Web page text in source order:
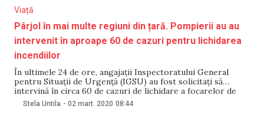
Viață
Pârjol în mai multe regiuni din țară. Pompierii au au
intervenit în aproape 60 de cazuri pentru lichidarea
incendiilor
În ultimele 24 de ore, angajații Inspectoratului General
pentru Situații de Urgență (IGSU) au fost solicitați să
intervină în circa 60 de cazuri de lichidare a focarelor de
vegetație arsă. Potrivit unui comunicat publicat de
Stela Untila - 02 mart. 2020 08:44